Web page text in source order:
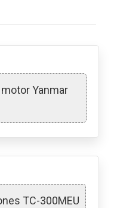
Yanmar
TC-300MEU